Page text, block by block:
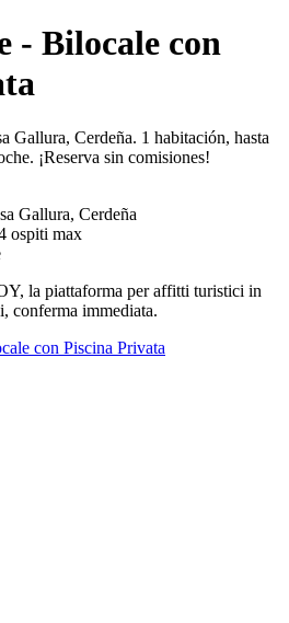
- Bilocale con
Gallura, Cerdeña. 1 habitación, hasta
¡Reserva sin comisiones!
Gallura, Cerdeña
ospiti max
la piattaforma per affitti turistici in
conferma immediata.
con Piscina Privata